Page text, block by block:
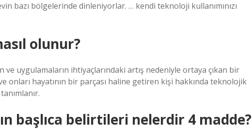
bazı bölgelerinde dinleniyorlar. … kendi teknoloji kullanımınızı
olunur?
ve uygulamaların ihtiyaçlarındaki artış nedeniyle ortaya çıkan bir
onları hayatının bir parçası haline getiren kişi hakkında teknolojik
başlıca belirtileri nelerdir 4 madde?